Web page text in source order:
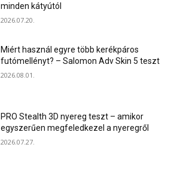
minden kátyútól
2026.07.20.
Miért használ egyre több kerékpáros
futómellényt? – Salomon Adv Skin 5 teszt
2026.08.01.
PRO Stealth 3D nyereg teszt – amikor
egyszerűen megfeledkezel a nyeregről
2026.07.27.